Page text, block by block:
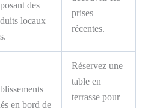
des
locaux
prises
récentes.
en bord de
Réservez une
table en
terrasse pour